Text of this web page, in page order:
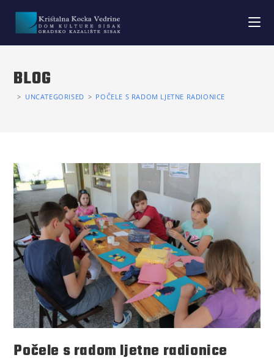
BLOG
> UNCATEGORISED > POČELE S RADOM LJETNE RADIONICE
Počele s radom ljetne radionice